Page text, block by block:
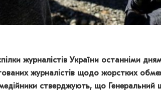
журналістів України останніми
журналістів щодо жорстких
стверджують, що Генеральний